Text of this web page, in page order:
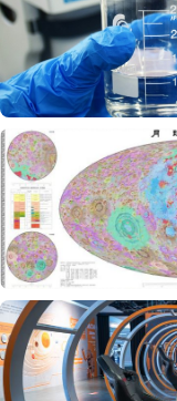
Ilmuwan
membantu ahli
membunuh kanker
Indonesia• 07 Aug 2026
Iptek
AI kini bisa
ilmuwan berhasil
baru
Indonesia •07 Aug 2026
Iptek
China rampungkan
1:5.000.000,